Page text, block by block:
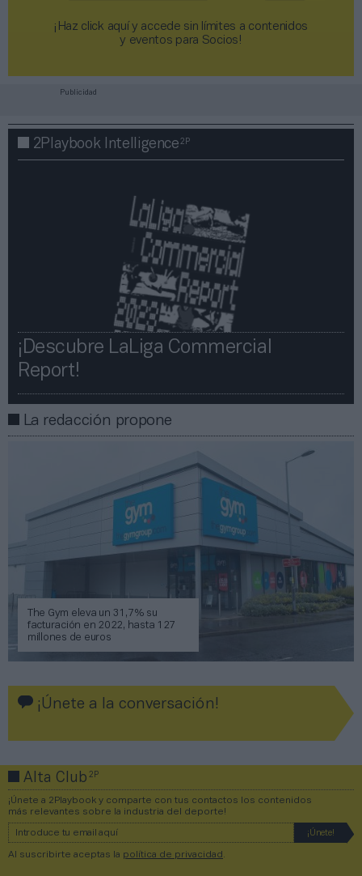
¡Haz click aquí y accede sin límites a contenidos
y eventos para Socios!​​​​​​​
Publicidad
2Playbook Intelligence2P
¡Descubre LaLiga Commercial
Report!​​
La redacción propone
The Gym eleva un 31,7% su
facturación en 2022, hasta 127
millones de euros
¡Únete a la conversación!
Alta Club2P
¡Únete a 2Playbook y comparte con tus contactos los contenidos
más relevantes sobre la industria del deporte!
Al suscribirte aceptas la política de privacidad .